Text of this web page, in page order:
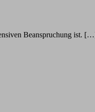
Beanspruchung ist.